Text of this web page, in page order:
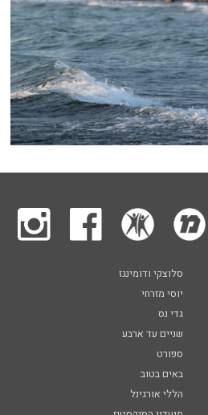
סלוצקי ודומינגז
יוסי מזרחי
גדי נס
שניים עד ארבע
ספורט
באים בטוב
הללי אורגינל